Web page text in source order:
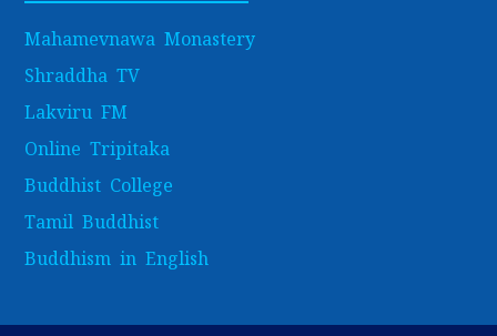
Mahamevnawa Monastery
Shraddha TV
Lakviru FM
Online Tripitaka
Buddhist College
Tamil Buddhist
Buddhism in English